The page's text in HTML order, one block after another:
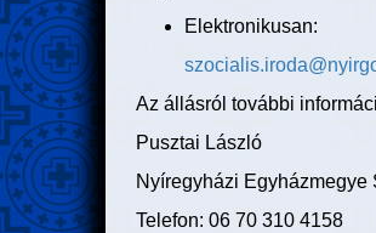
Elektronikusan:
Az állásról további
Pusztai László
Nyíregyházi
Telefon: 06 70 310 4158